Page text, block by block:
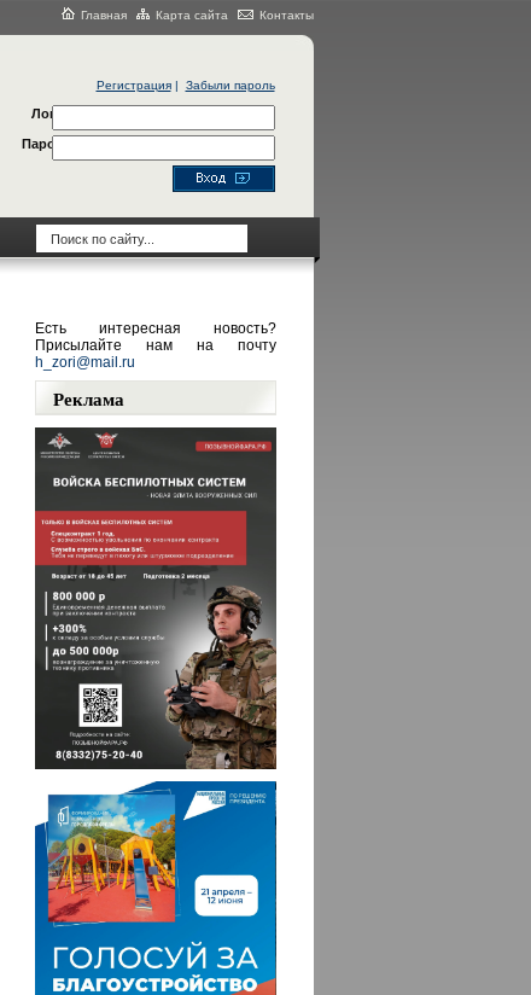
Главная Карта сайта Контакты
Регистрация| Забыли пароль
Логин
Пароль
Есть интересная новость?
Присылайте нам на почту
h_zori@mail.ru
Реклама